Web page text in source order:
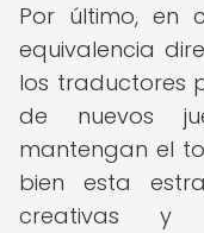
Por último, en
equivalencia
los traductores
de nuevos
mantengan el
bien esta
creativas y